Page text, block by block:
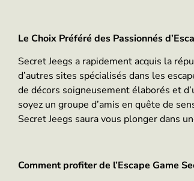
Le Choix Préféré des Passionnés
Secret Jeegs a rapidement acquis la
d’autres sites spécialisés dans les
de décors soigneusement élaborés et
soyez un groupe d’amis en quête de
Secret Jeegs saura vous plonger dans
Comment profiter de l’Escape Game